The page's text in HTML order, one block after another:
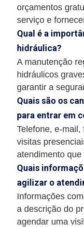
orçamentos
serviço e
Qual é a
hidráulica?
A manutenção
hidráulicos
garantir a
Quais são os
para entrar em
Telefone, e-
visitas
atendimento
Quais
agilizar o
Informações
a descrição do
agendar uma